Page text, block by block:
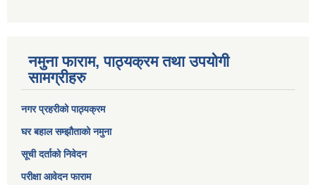
नमुना फाराम, पाठ्यक्रम तथा उपयोगी
सामग्रीहरु
नगर प्रहरीको पाठ्यक्रम
घर बहाल सम्झौताको नमुना
सूची दर्ताको निवेदन
परीक्षा आवेदन फाराम